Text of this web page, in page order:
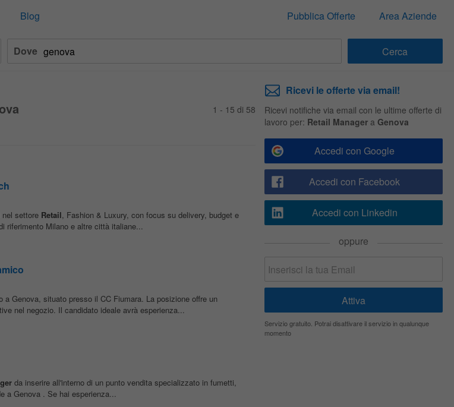
Blog Pubblica Offerte Area Aziende
Dove
1 - 15 di 58
settore Retail, Fashion & Luxury, con focus su delivery, budget e
riferimento Milano e altre città italiane...
a Genova, situato presso il CC Fiumara. La posizione offre un
nel negozio. Il candidato ideale avrà esperienza...
da inserire all'interno di un punto vendita specializzato in fumetti,
a Genova . Se hai esperienza...
Ricevi le offerte via email!
Ricevi notifiche via email con le ultime offerte di
lavoro per: Retail Managera Genova
Accedi con Google
Accedi con Facebook
Accedi con Linkedin
oppure
Servizio gratuito. Potrai disattivare il servizio in qualunque
momento